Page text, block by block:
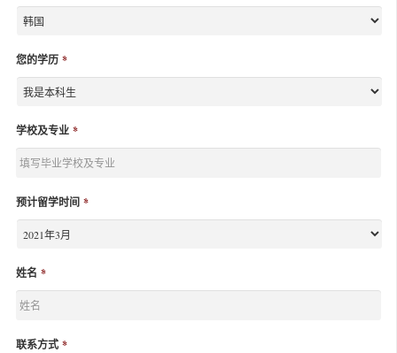
您的学历 *
学校及专业 *
预计留学时间 *
姓名 *
联系方式 *